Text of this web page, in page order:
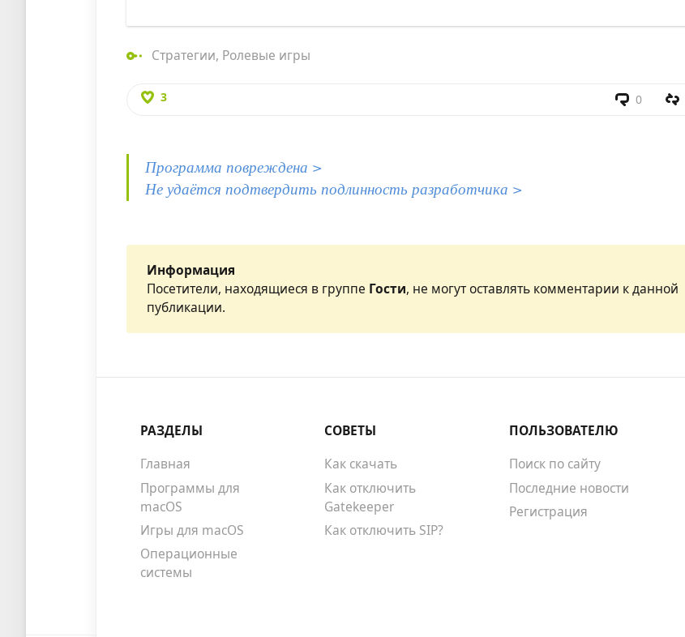
Стратегии, Ролевые игры
3 0
Программа повреждена >
Не удаётся подтвердить подлинность разработчика >
Информация
Посетители, находящиеся в группе Гости, не могут оставлять комментарии к данной
публикации.
РАЗДЕЛЫ
Главная
Программы для
macOS
Игры для macOS
Операционные
системы
СОВЕТЫ
Как скачать
Как отключить
Gatekeeper
Как отключить SIP?
ПОЛЬЗОВАТЕЛЮ
Поиск по сайту
Последние новости
Регистрация